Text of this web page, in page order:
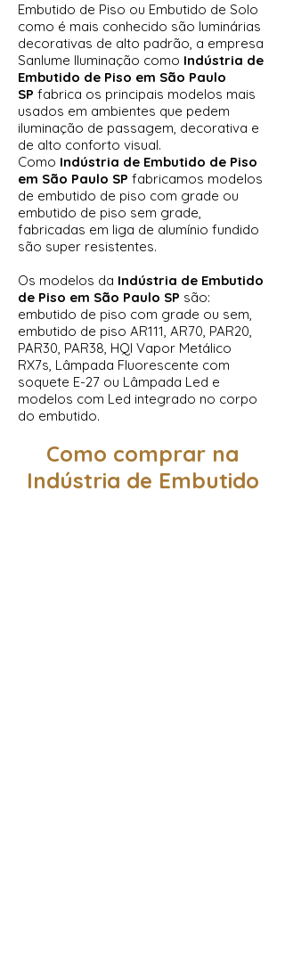
Embutido de Piso ou Embutido de Solo
como é mais conhecido são luminárias
decorativas de alto padrão, a empresa
Sanlume Iluminação como Indústria de
Embutido de Piso em São Paulo
SP fabrica os principais modelos mais
usados em ambientes que pedem
iluminação de passagem, decorativa e
de alto conforto visual.
Como Indústria de Embutido de Piso
em São Paulo SP fabricamos modelos
de embutido de piso com grade ou
embutido de piso sem grade,
fabricadas em liga de alumínio fundido
são super resistentes.
Os modelos da Indústria de Embutido
de Piso em São Paulo SP são:
embutido de piso com grade ou sem,
embutido de piso AR111, AR70, PAR20,
PAR30, PAR38, HQI Vapor Metálico
RX7s, Lâmpada Fluorescente com
soquete E-27 ou Lâmpada Led e
modelos com Led integrado no corpo
do embutido.
Como comprar na
Indústria de Embutido